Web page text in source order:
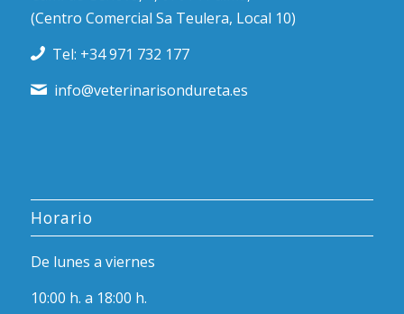
(Centro Comercial Sa Teulera, Local 10)
Tel: +34 971 732 177
info@veterinarisondureta.es
Horario
De lunes a viernes
10:00 h. a 18:00 h.